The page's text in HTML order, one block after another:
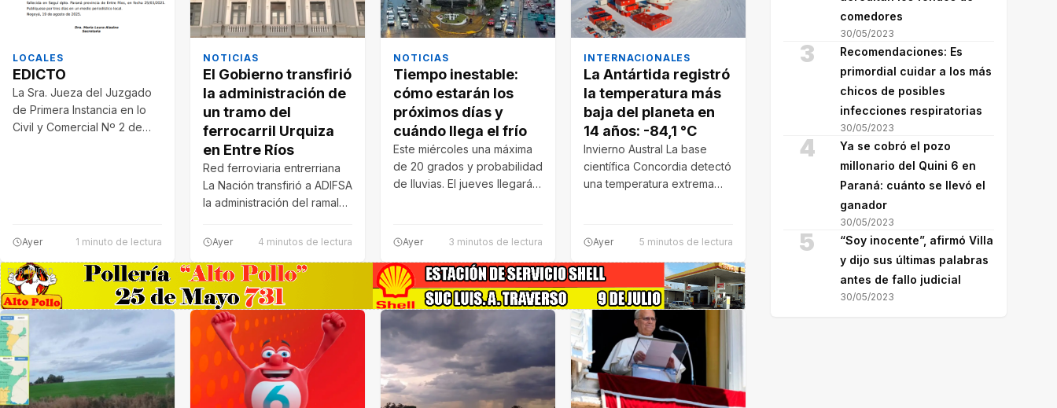
LOCALES
EDICTO
La Sra. Jueza del Juzgado
de Primera Instancia en lo
Civil y Comercial Nº 2 de
Ayer 1 minuto de lectura
NOTICIAS
El Gobierno transfirió
la administración de
un tramo del
ferrocarril Urquiza
en Entre Ríos
Red ferroviaria entrerriana
La Nación transfirió a ADIFSA
la administración del ramal
…Ayer 4 minutos de lectura
NOTICIAS
Tiempo inestable:
cómo estarán los
próximos días y
cuándo llega el frío
Este miércoles una máxima
de 20 grados y probabilidad
de lluvias. El jueves llegarán
Ayer 3 minutos de lectura
INTERNACIONALES
La Antártida registró
la temperatura más
baja del planeta en
14 años: -84,1 °C
Invierno Austral La base
científica Concordia detectó
una temperatura extrema
Ayer 5 minutos de lectura
comedores
30/05/2023
3
Recomendaciones: Es
primordial cuidar a los más
chicos de posibles
infecciones respiratorias
30/05/2023
4
Ya se cobró el pozo
millonario del Quini 6 en
Paraná: cuánto se llevó el
ganador
30/05/2023
5
“Soy inocente”, afirmó Villa
y dijo sus últimas palabras
antes de fallo judicial
30/05/2023